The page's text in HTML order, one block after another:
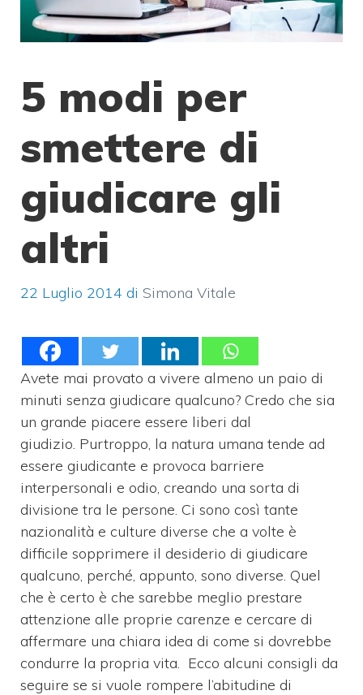
5 modi per
smettere di
giudicare gli
altri
22 Luglio 2014 di Simona Vitale
Avete mai provato a vivere almeno un paio di
minuti senza giudicare qualcuno? Credo che sia
un grande piacere essere liberi dal
giudizio. Purtroppo, la natura umana tende ad
essere giudicante e provoca barriere
interpersonali e odio, creando una sorta di
divisione tra le persone. Ci sono così tante
nazionalità e culture diverse che a volte è
difficile sopprimere il desiderio di giudicare
qualcuno, perché, appunto, sono diverse. Quel
che è certo è che sarebbe meglio prestare
attenzione alle proprie carenze e cercare di
affermare una chiara idea di come si dovrebbe
condurre la propria vita. Ecco alcuni consigli da
seguire se si vuole rompere l’abitudine di